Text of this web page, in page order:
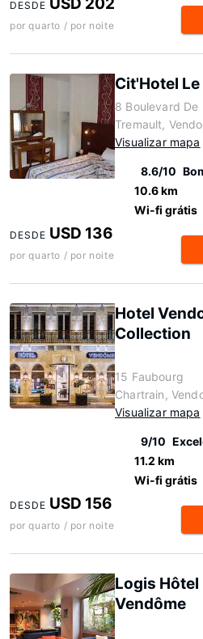
DESDE
por quarto / por noite
Cit'Hotel
8 Boulevard De
Tremault,
Visualizar mapa
8.6/10
10.6 km
Wi-fi grátis
DESDE USD 136
por quarto / por noite
Hotel
Collection
15 Faubourg
Chartrain,
Visualizar mapa
9/10
11.2 km
Wi-fi grátis
DESDE USD 156
por quarto / por noite
Logis Hôtel
Vendôme